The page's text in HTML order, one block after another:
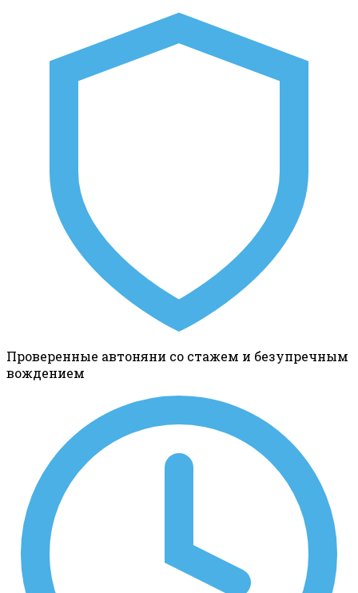
Проверенные автоняни со стажем и безупречным
вождением